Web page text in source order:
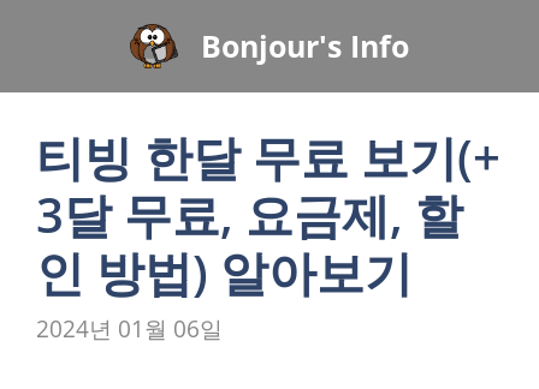
Bonjour's Info
티빙 한달 무료 보기(+
3달 무료, 요금제, 할
인 방법) 알아보기
2024년 01월 06일